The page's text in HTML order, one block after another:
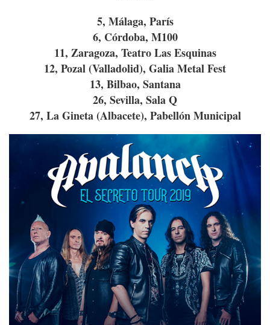
5, Málaga, París
6, Córdoba, M100
11, Zaragoza, Teatro Las Esquinas
12, Pozal (Valladolid), Galia Metal Fest
13, Bilbao, Santana
26, Sevilla, Sala Q
27, La Gineta (Albacete), Pabellón Municipal